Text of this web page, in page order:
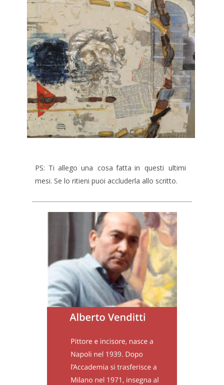
PS: Ti allego una cosa fatta in questi ultimi
mesi. Se lo ritieni puoi accluderla allo scritto.